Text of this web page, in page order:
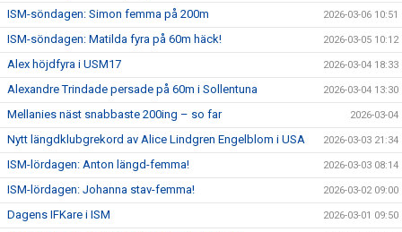
ISM-söndagen: Simon femma på 200m 2026-03-06 10:51
ISM-söndagen: Matilda fyra på 60m häck! 2026-03-05 10:12
Alex höjdfyra i USM17 2026-03-04 18:33
Alexandre Trindade persade på 60m i Sollentuna 2026-03-04 13:30
Mellanies näst snabbaste 200ing – so far 2026-03-04
Nytt längdklubgrekord av Alice Lindgren Engelblom i USA 2026-03-03 21:34
ISM-lördagen: Anton längd-femma! 2026-03-03 08:14
ISM-lördagen: Johanna stav-femma! 2026-03-02 09:00
Dagens IFKare i ISM 2026-03-01 09:50